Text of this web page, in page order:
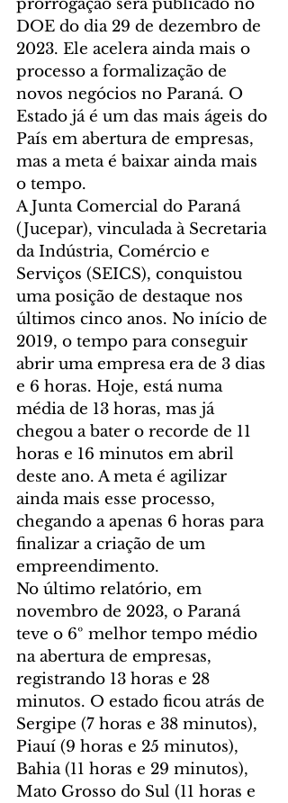
prorrogação será publicado no
DOE do dia 29 de dezembro de
2023. Ele acelera ainda mais o
processo a formalização de
novos negócios no Paraná. O
Estado já é um das mais ágeis do
País em abertura de empresas,
mas a meta é baixar ainda mais
o tempo.
A Junta Comercial do Paraná
(Jucepar), vinculada à Secretaria
da Indústria, Comércio e
Serviços (SEICS), conquistou
uma posição de destaque nos
últimos cinco anos. No início de
2019, o tempo para conseguir
abrir uma empresa era de 3 dias
e 6 horas. Hoje, está numa
média de 13 horas, mas já
chegou a bater o recorde de 11
horas e 16 minutos em abril
deste ano. A meta é agilizar
ainda mais esse processo,
chegando a apenas 6 horas para
finalizar a criação de um
empreendimento.
No último relatório, em
novembro de 2023, o Paraná
teve o 6º melhor tempo médio
na abertura de empresas,
registrando 13 horas e 28
minutos. O estado ficou atrás de
Sergipe (7 horas e 38 minutos),
Piauí (9 horas e 25 minutos),
Bahia (11 horas e 29 minutos),
Mato Grosso do Sul (11 horas e